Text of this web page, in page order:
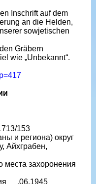
Inschrift auf dem
an die Helden,
sowjetischen
Gräbern
wie „Unbekannt“.
153
и региона) округ
Айхграбен,
места захоронения
__.06.1945